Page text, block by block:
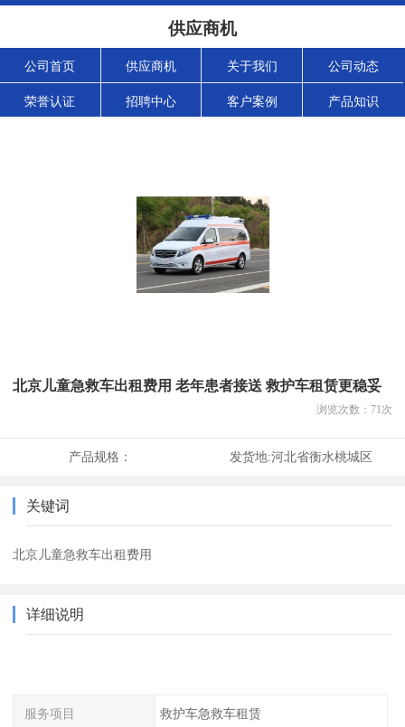
供应商机
公司首页 供应商机 关于我们 公司动态
荣誉认证 招聘中心 客户案例 产品知识
北京儿童急救车出租费用 老年患者接送 救护车租赁更稳妥
浏览次数： 71次
产品规格： 发货地:河北省衡水桃城区
关键词
北京儿童急救车出租费用
详细说明
服务项目 救护车急救车租赁